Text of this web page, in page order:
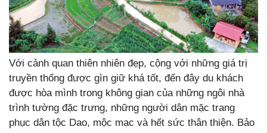
Với cảnh quan thiên nhiên đẹp, cộng với những giá trị
truyền thống được gìn giữ khá tốt, đến đây du khách
được hòa mình trong không gian của những ngôi nhà
trình tường đặc trưng, những người dân mặc trang
phục dân tộc Dao, mộc mạc và hết sức thân thiện. Bảo